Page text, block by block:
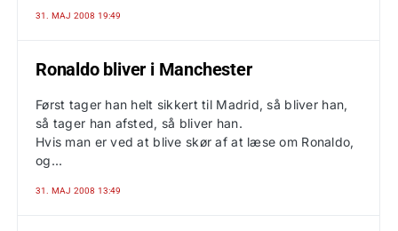
31. MAJ 2008 19:49
Ronaldo bliver i Manchester
Først tager han helt sikkert til Madrid, så bliver han,
så tager han afsted, så bliver han.
Hvis man er ved at blive skør af at læse om Ronaldo,
og...
31. MAJ 2008 13:49